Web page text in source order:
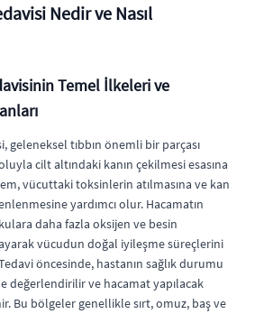
Nedir ve Nasıl
Temel İlkeleri ve
geleneksel tıbbın önemli bir parçası
cilt altındaki kanın çekilmesi esasına
vücuttaki toksinlerin atılmasına ve kan
yardımcı olur. Hacamatın
daha fazla oksijen ve besin
vücudun doğal iyileşme süreçlerini
öncesinde, hastanın sağlık durumu
değerlendirilir ve hacamat yapılacak
Bu bölgeler genellikle sırt, omuz, baş ve